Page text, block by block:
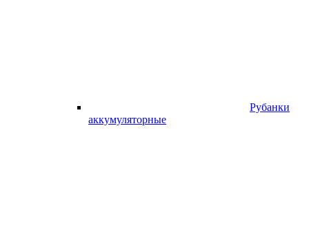
Рубанки
аккумуляторные